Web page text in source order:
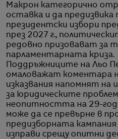
Макрон категорично
оставка и да предизвика
президентски избори
през 2027 г.,
редовно призовават за
парламентарната криза.
Поддръжниците на Льо
омаловажат коментара
изказвания напомнят на
за юридическите
неопитността на 29-
може да се превърне в
предизборната
изправи срещу опитни